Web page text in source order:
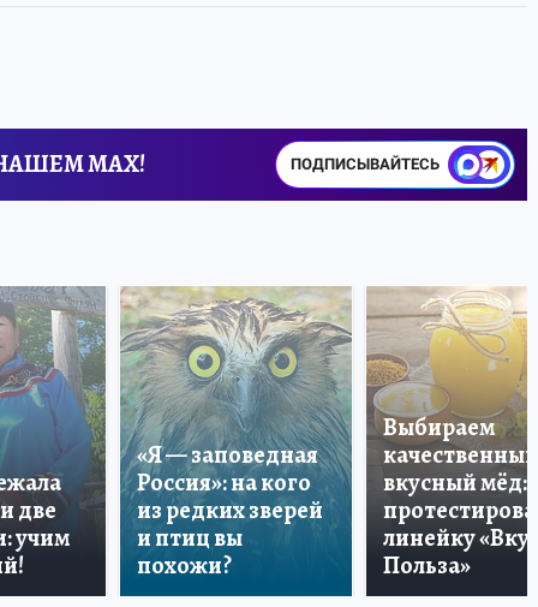
MAX! ПОДПИСЫВАЙТЕСЬ
две
учим
«Я — заповедная
Россия»: на кого
из редких зверей
и птиц вы
похожи?
Выбираем
качественный
вкусный мёд:
линейку «Вкус
Польза»